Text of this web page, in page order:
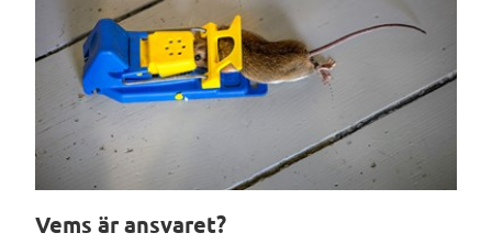
Vems är ansvaret?